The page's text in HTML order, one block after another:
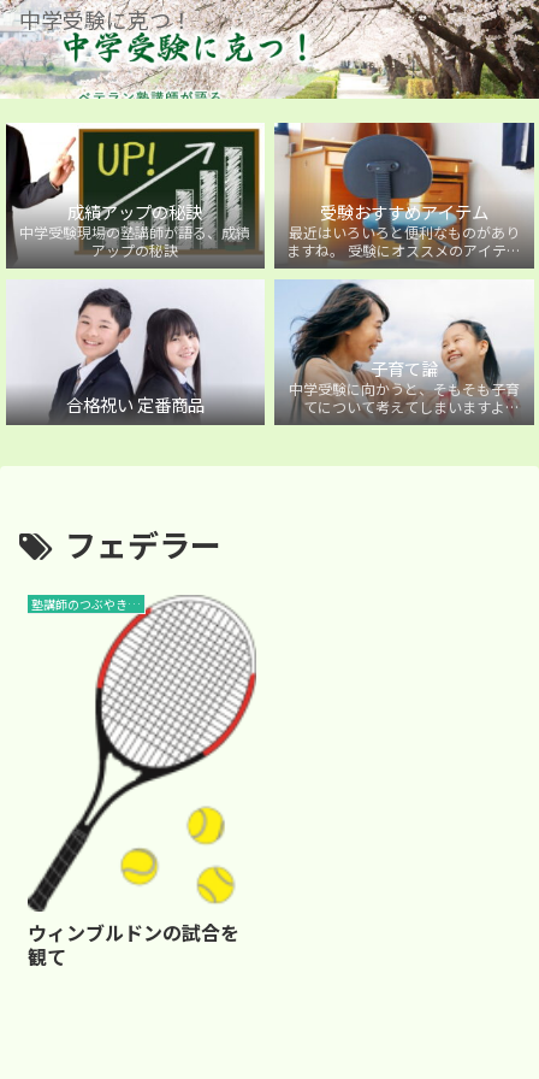
中学受験に克つ！
成績アップの秘訣
中学受験現場の塾講師が語る、成績
アップの秘訣
受験おすすめアイテム
最近はいろいろと便利なものがあり
ますね。 受験にオススメのアイテム
を紹介しています。
合格祝い 定番商品
子育て論
中学受験に向かうと、そもそも子育
てについて考えてしまいますよ
ね・・・。中学受験に向かうお子様
フェデラー
塾講師のつぶやき…
ウィンブルドンの試合を
観て